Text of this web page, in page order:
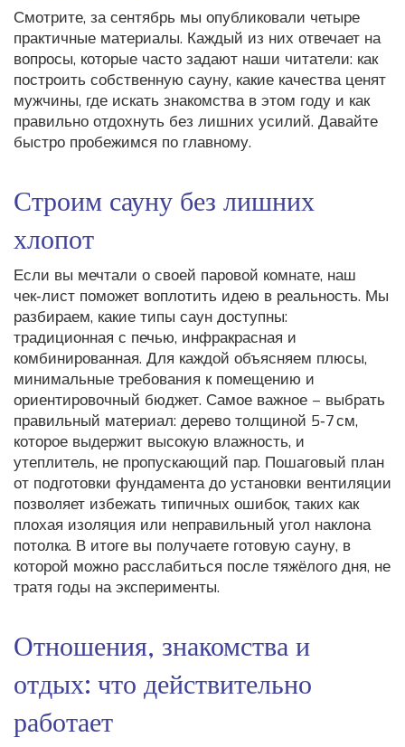
Смотрите, за сентябрь мы опубликовали четыре
практичные материалы. Каждый из них отвечает на
вопросы, которые часто задают наши читатели: как
построить собственную сауну, какие качества ценят
мужчины, где искать знакомства в этом году и как
правильно отдохнуть без лишних усилий. Давайте
быстро пробежимся по главному.
Строим сауну без лишних
хлопот
Если вы мечтали о своей паровой комнате, наш
чек‑лист поможет воплотить идею в реальность. Мы
разбираем, какие типы саун доступны:
традиционная с печью, инфракрасная и
комбинированная. Для каждой объясняем плюсы,
минимальные требования к помещению и
ориентировочный бюджет. Самое важное – выбрать
правильный материал: дерево толщиной 5‑7 см,
которое выдержит высокую влажность, и
утеплитель, не пропускающий пар. Пошаговый план
от подготовки фундамента до установки вентиляции
позволяет избежать типичных ошибок, таких как
плохая изоляция или неправильный угол наклона
потолка. В итоге вы получаете готовую сауну, в
которой можно расслабиться после тяжёлого дня, не
тратя годы на эксперименты.
Отношения, знакомства и
отдых: что действительно
работает